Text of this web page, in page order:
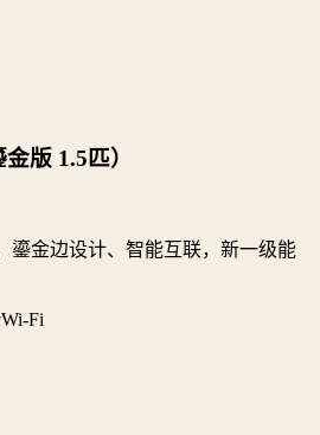
版 1.5匹）
鎏金边设计、智能互联，新一级能
Wi‑Fi